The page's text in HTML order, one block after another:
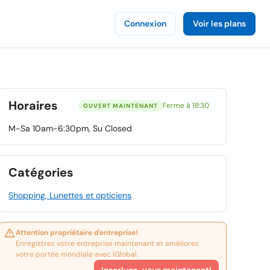
Connexion Voir les plans
Horaires OUVERT MAINTENANT Ferme à 18:30
M-Sa 10am-6:30pm, Su Closed
Catégories
Shopping, Lunettes et opticiens
Attention propriétaire d'entreprise!
Enregistrez votre entreprise maintenant et améliorez
votre portée mondiale avec iGlobal.